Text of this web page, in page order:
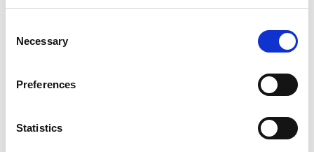
Selection
Necessary
Preferences
Statistics